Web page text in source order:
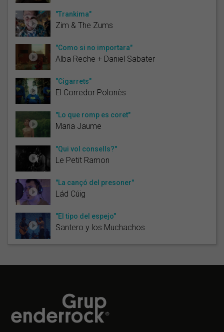
"Trankima"
Zim & The Zums
"Como si no importara"
Alba Reche + Daniel Sabater
"Cigarrets"
El Corredor Polonès
"Lo que romp es coret"
Maria Jaume
"Qui vol consells?"
Le Petit Ramon
"La cançó del presoner"
Lád Cúig
"El tipo del espejo"
Santero y los Muchachos